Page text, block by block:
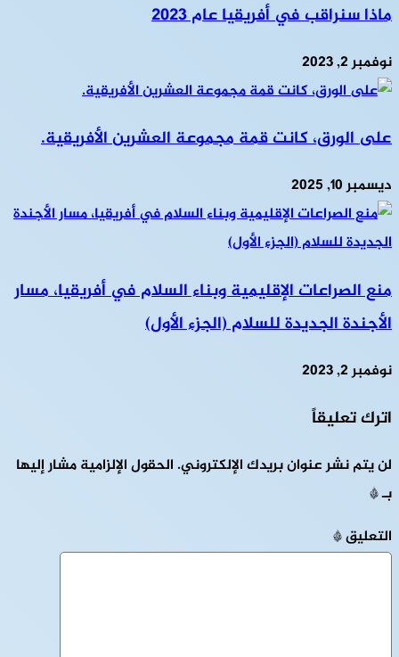
ماذا سنراقب في أفريقيا عام 2023
نوفمبر 2, 2023
على الورق، كانت قمة مجموعة العشرين الأفريقية.
ديسمبر 10, 2025
منع الصراعات الإقليمية وبناء السلام في أفريقيا، مسار
الأجندة الجديدة للسلام (الجزء الأول)
نوفمبر 2, 2023
اترك تعليقاً
لن يتم نشر عنوان بريدك الإلكتروني. الحقول الإلزامية مشار إليها
بـ*
التعليق*